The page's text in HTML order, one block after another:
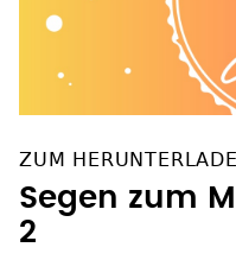
ZUM
Segen zum
2